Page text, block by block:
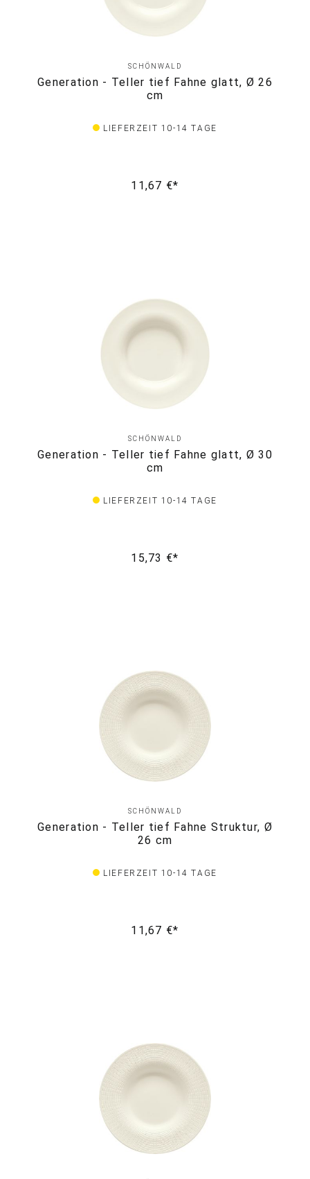
SCHÖNWALD
Generation - Teller tief Fahne glatt, Ø 26
cm
LIEFERZEIT 10-14 TAGE
11,67 €*
SCHÖNWALD
Generation - Teller tief Fahne glatt, Ø 30
cm
LIEFERZEIT 10-14 TAGE
15,73 €*
SCHÖNWALD
Generation - Teller tief Fahne Struktur, Ø
26 cm
LIEFERZEIT 10-14 TAGE
11,67 €*